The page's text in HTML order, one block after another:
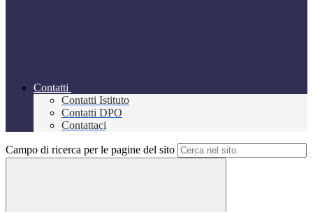
Contatti
Contatti Istituto
Contatti DPO
Contattaci
Campo di ricerca per le pagine del sito